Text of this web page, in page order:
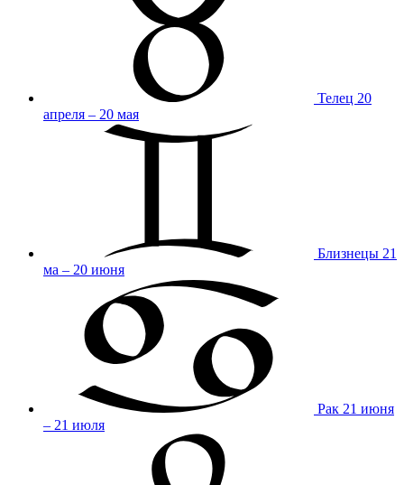
Телец 20
апреля – 20 мая
Близнецы 21
ма – 20 июня
Рак 21 июня
– 21 июля